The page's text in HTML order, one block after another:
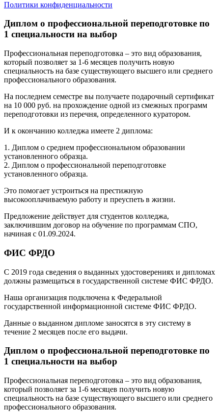
Политики конфиденциальности
Диплом о профессиональной переподготовке по
1 специальности на выбор
Профессиональная переподготовка – это вид образования,
который позволяет за 1-6 месяцев получить новую
специальность на базе существующего высшего или среднего
профессионального образования.
На последнем семестре вы получаете подарочный сертификат
на 10 000 руб. на прохождение одной из смежных программ
переподготовки из перечня, определенного куратором.
И к окончанию колледжа имеете 2 диплома:
1. Диплом о среднем профессиональном образовании
установленного образца.
2. Диплом о профессиональной переподготовке
установленного образца.
Это помогает устроиться на престижную
высокооплачиваемую работу и преуспеть в жизни.
Предложение действует для студентов колледжа,
заключившим договор на обучение по программам СПО,
начиная с 01.09.2024.
ФИС ФРДО
С 2019 года сведения о выданных удостоверениях и дипломах
должны размещаться в государственной системе ФИС ФРДО.
Наша организация подключена к Федеральной
государственной информационной системе ФИС ФРДО.
Данные о выданном дипломе заносятся в эту систему в
течение 2 месяцев после его выдачи.
Диплом о профессиональной переподготовке по
1 специальности на выбор
Профессиональная переподготовка – это вид образования,
который позволяет за 1-6 месяцев получить новую
специальность на базе существующего высшего или среднего
профессионального образования.